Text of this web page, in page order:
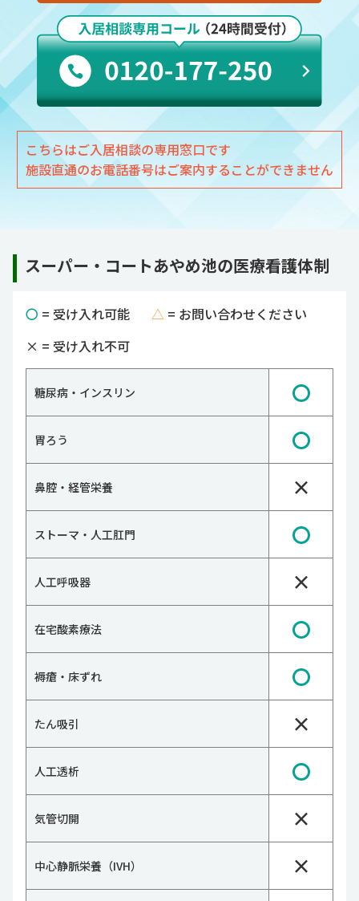
こちらはご入居相談の専用窓口です
施設直通のお電話番号はご案内することができません
スーパー・コートあやめ池の医療看護体制
〇 = 受け入れ可能 △ = お問い合わせください
× = 受け入れ不可
糖尿病・インスリン 〇
胃ろう 〇
鼻腔・経管栄養 ×
ストーマ・人工肛門 〇
人工呼吸器 ×
在宅酸素療法 〇
褥瘡・床ずれ 〇
たん吸引 ×
人工透析 〇
気管切開 ×
中心静脈栄養（IVH）
×